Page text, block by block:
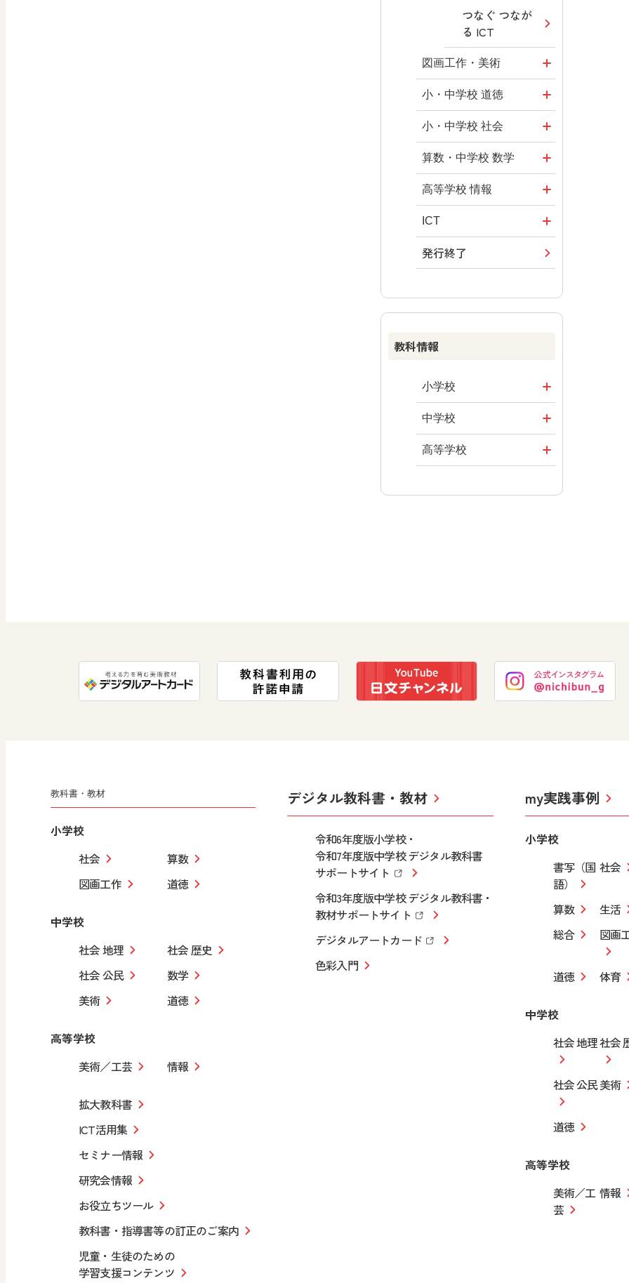
つなぐ つなが
る ICT
図画工作・美術
形 forme
十人虹色 ～
「違う」の楽
しみかた～
図工のみかた
美術館
ABCシリーズ
その他の教育
小・中学校 道徳
どうとくのひ
ろば
どうする？と
くだ先生！
―マンガで考
どうする？と
くだ先生！2
ス
小・中学校 社会
社会科NAVI
マンガでわか
る社会科授
社会科NAVIプ
ラス
ABCシリーズ
ス
算数・中学校 数学
ROOT
習状況調査
教科書活用の
ポイント
算数授業のス
その他の教育
資料
高等学校 情報
n
情報科プラス
その他の教育
資料
ICT
つなぐ つなが
る ICT
その他の教育
資料
発行終了
教科情報
小学校
算数
中学校
社会 地理
高等学校
教科書・教材
小学校
社会
算数
図画工作
道徳
中学校
社会 地理
社会 歴史
社会 公民
数学
美術
道徳
高等学校
美術／工芸
情報
拡大教科書
ICT活用集
セミナー情報
研究会情報
お役立ちツール
教科書・指導書等の訂正のご案内
児童・生徒のための
学習支援コンテンツ
デジタル教科書・教材
令和6年度版小学校・
令和7年度版中学校 デジタル教科書
サポートサイト
令和3年度版中学校 デジタル教科書・
教材サポートサイト
デジタルアートカード
色彩入門
my実践事例
小学校
書写（国
語）
社会
算数
生活
総合
図画
道徳 体育
中学校
社会 地理社会
社会 公民美術
道徳
高等学校
美術／工
芸
情報